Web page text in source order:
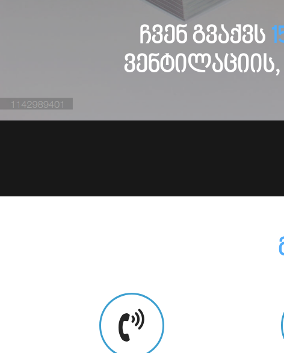
ჩვენ გვაქვს